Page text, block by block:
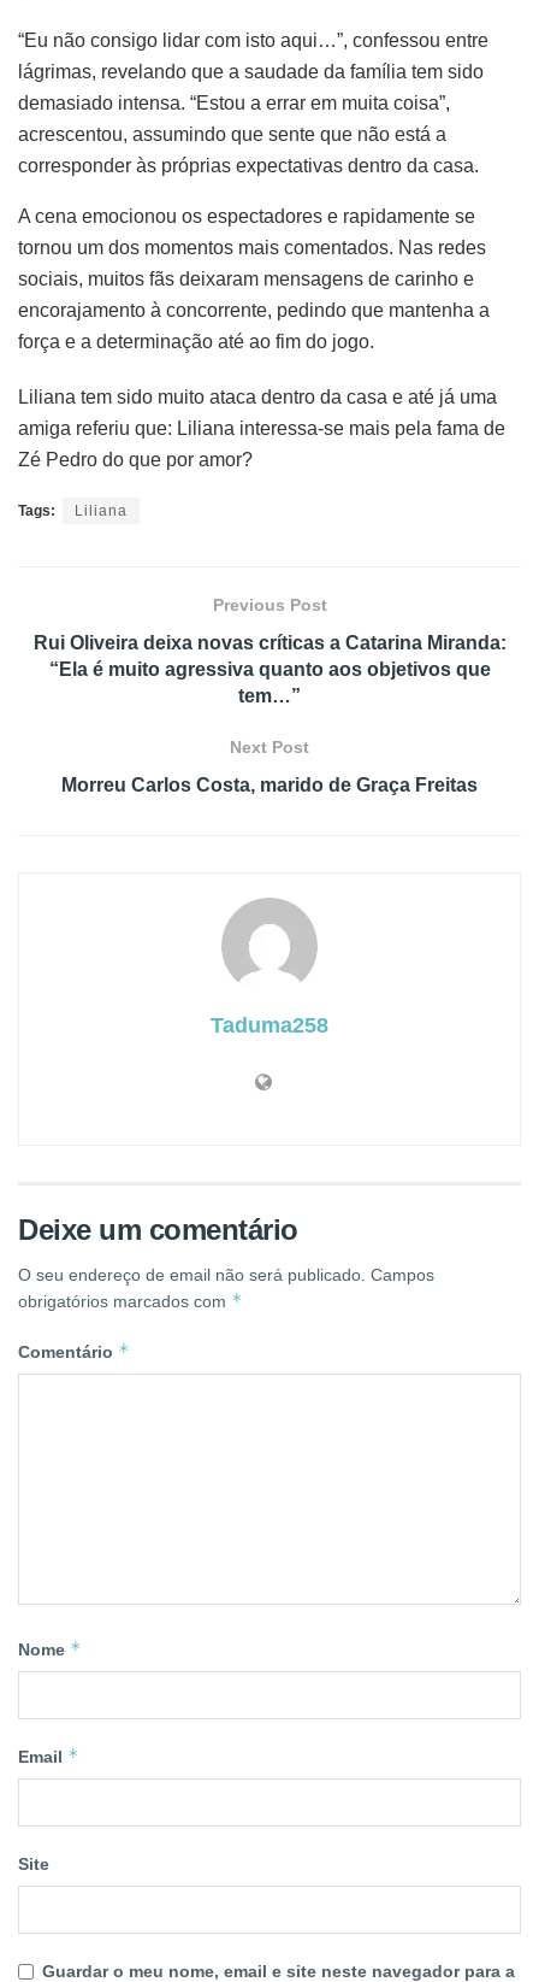
“Eu não consigo lidar com isto aqui…”, confessou entre
lágrimas, revelando que a saudade da família tem sido
demasiado intensa. “Estou a errar em muita coisa”,
acrescentou, assumindo que sente que não está a
corresponder às próprias expectativas dentro da casa.
A cena emocionou os espectadores e rapidamente se
tornou um dos momentos mais comentados. Nas redes
sociais, muitos fãs deixaram mensagens de carinho e
encorajamento à concorrente, pedindo que mantenha a
força e a determinação até ao fim do jogo.
Liliana tem sido muito ataca dentro da casa e até já uma
amiga referiu que: Liliana interessa-se mais pela fama de
Zé Pedro do que por amor?
Tags: Liliana
Previous Post
Rui Oliveira deixa novas críticas a Catarina Miranda:
“Ela é muito agressiva quanto aos objetivos que
tem…”
Next Post
Morreu Carlos Costa, marido de Graça Freitas
Taduma258
Deixe um comentário
O seu endereço de email não será publicado. Campos
obrigatórios marcados com *
Comentário *
Nome *
Email *
Site
Guardar o meu nome, email e site neste navegador para a